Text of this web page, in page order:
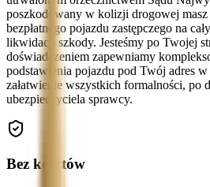
poszkodowany w kolizji drogowej masz
bezpłatnego pojazdu zastępczego na
likwidacji szkody. Jesteśmy po Twojej
doświadczeniem zapewniamy
podstawienia pojazdu pod Twój adres
załatwienie wszystkich formalności, po
ubezpieczyciela sprawcy.
Bez kosztów